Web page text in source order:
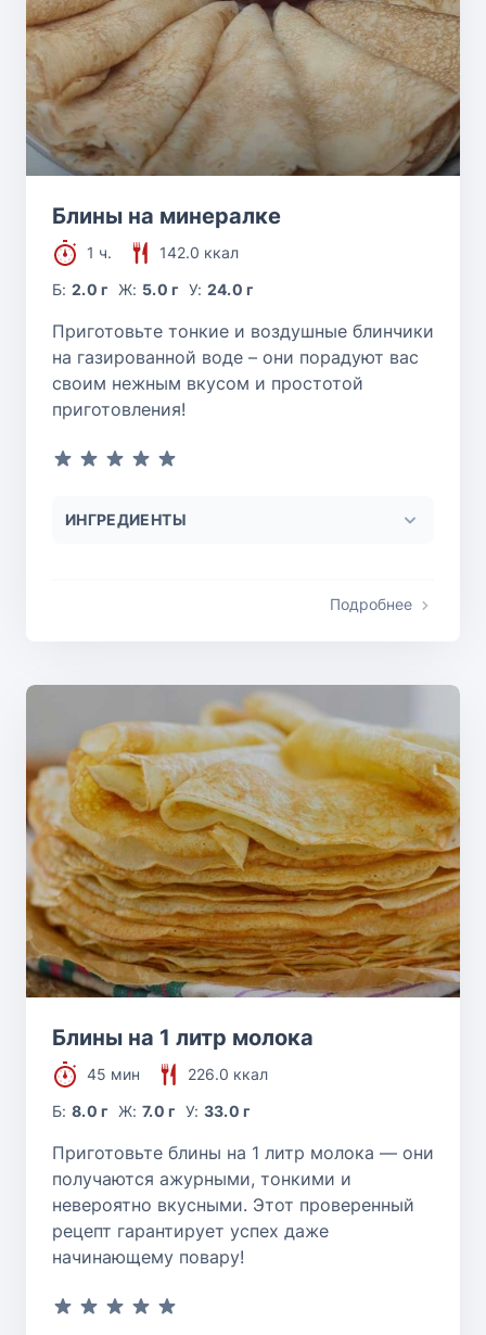
Блины на минералке
1 ч.
142.0 ккал
Б:2.0 г Ж: 5.0 г У: 24.0 г
Приготовьте тонкие и воздушные блинчики
на газированной воде – они порадуют вас
своим нежным вкусом и простотой
приготовления!
ИНГРЕДИЕНТЫ
Подробнее
Блины на 1 литр молока
45 мин
226.0 ккал
Б:8.0 г Ж: 7.0 г У: 33.0 г
Приготовьте блины на 1 литр молока — они
получаются ажурными, тонкими и
невероятно вкусными. Этот проверенный
рецепт гарантирует успех даже
начинающему повару!